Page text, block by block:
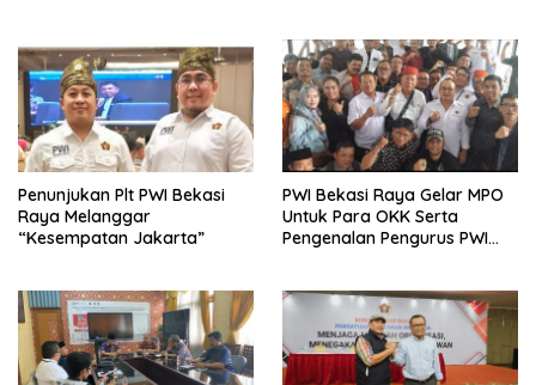
Penunjukan Plt PWI Bekasi
Raya Melanggar
“Kesempatan Jakarta”
PWI Bekasi Raya Gelar MPO
Untuk Para OKK Serta
Pengenalan Pengurus PWI